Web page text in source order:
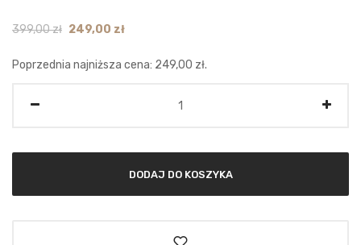
399,00zł Original
was:
249,00 złCurrent
is:
Poprzednia najniższa cena: 249,00 zł.
DODAJ DO KOSZYKA